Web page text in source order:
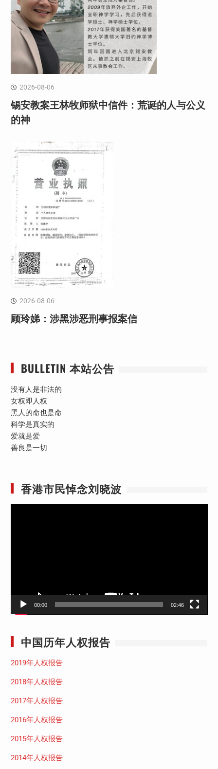
2026-08-06
锡安教案王林牧师狱中信件：荒诞的人与公义
的神
2026-08-06
顾玲娣：涉黑涉恶刑事报案信
BULLETIN 本站公告
没有人是非法的
女权即人权
黑人的命也是命
科学是真实的
爱就是爱
善良是一切
香港市民悼念刘晓波
00:00 02:46
中国历年人权报告
2019年人权报告
2018年人权报告
2017年人权报告
2016年人权报告
2015年人权报告
2014年人权报告